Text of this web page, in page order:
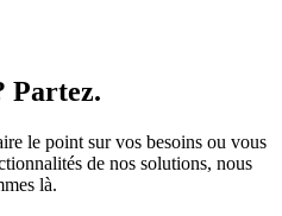
Partez.
le point sur vos besoins ou vous
de nos solutions, nous
là.